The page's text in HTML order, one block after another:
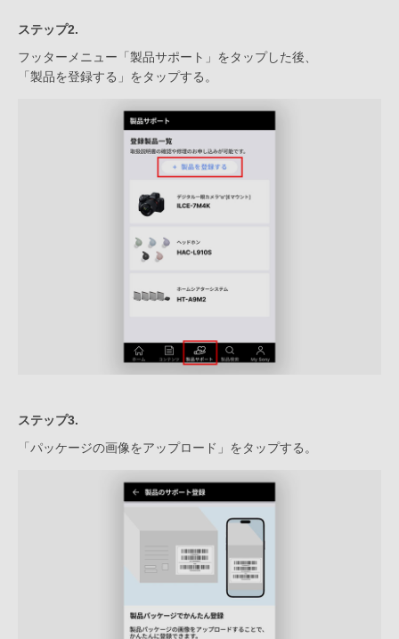
ステップ2.
フッターメニュー「製品サポート」をタップした後、
「製品を登録する」をタップする。
ステップ3.
「パッケージの画像をアップロード」をタップする。